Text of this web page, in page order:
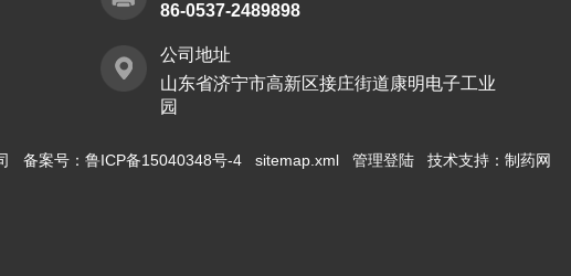
86-0537-2489898
公司地址
山东省济宁市高新区接庄街道康明电子工业
园
备案号： 鲁ICP备15040348号-4 sitemap.xml 管理登陆 技术支持： 制药网